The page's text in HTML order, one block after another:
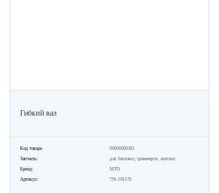
Гибкий вал
Код товара:
00000000381
Запчасть:
для бензокос, триммеров, мотокос
Бренд:
MTD
Артикул:
791-181570